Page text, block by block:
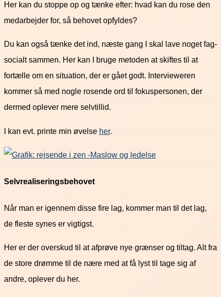
Her kan du stoppe op og tænke efter: hvad kan du rose den
medarbejder for, så behovet opfyldes?
Du kan også tænke det ind, næste gang I skal lave noget fag-
socialt sammen. Her kan I bruge metoden at skiftes til at
fortælle om en situation, der er gået godt. Intervieweren
kommer så med nogle rosende ord til fokuspersonen, der
dermed oplever mere selvtillid.
I kan evt. printe min øvelse her.
Selvrealiseringsbehovet
Når man er igennem disse fire lag, kommer man til det lag,
de fleste synes er vigtigst.
Her er der overskud til at afprøve nye grænser og tiltag. Alt fra
de store drømme til de nære med at få lyst til tage sig af
andre, oplever du her.